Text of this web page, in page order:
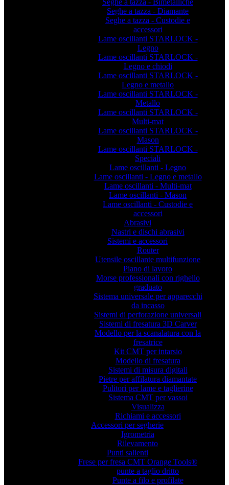
Seghe a tazza - Bimetalliche
Seghe a tazza - Diamante
Seghe a tazza - Custodie e
accessori
Lame oscillanti STARLOCK -
Legno
Lame oscillanti STARLOCK -
Legno e chiodi
Lame oscillanti STARLOCK -
Legno e metallo
Lame oscillanti STARLOCK -
Metallo
Lame oscillanti STARLOCK -
Multi-mat
Lame oscillanti STARLOCK -
Mason
Lame oscillanti STARLOCK -
Speciali
Lame oscillanti - Legno
Lame oscillanti - Legno e metallo
Lame oscillanti - Multi-mat
Lame oscillanti - Mason
Lame oscillanti - Custodie e
accessori
Abrasivi
Nastri e dischi abrasivi
Sistemi e accessori
Router
Utensile oscillante multifunzione
Piano di lavoro
Morse professionali con righello
graduato
Sistema universale per apparecchi
da incasso
Sistemi di perforazione universali
Sistemi di fresatura 3D Carver
Modello per la scanalatura con la
fresatrice
Kit CMT per intarsio
Modello di fresatura
Sistemi di misura digitali
Pietre per affilatura diamantate
Pulitori per lame e taglierine
Sistema CMT per vassoi
Visualizza
Richiami e accessori
Accessori per segherie
Igrometria
Rilevamento
Punti salienti
Frese per fresa CMT Orange Tools®
punte a taglio dritto
Punte a filo e profilate